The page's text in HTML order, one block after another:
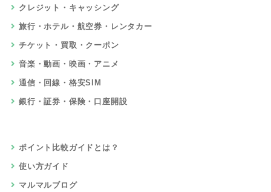
クレジット・キャッシング
旅行・ホテル・航空券・レンタカー
チケット・買取・クーポン
音楽・動画・映画・アニメ
通信・回線・格安SIM
銀行・証券・保険・口座開設
ポイント比較ガイドとは？
使い方ガイド
マルマルブログ